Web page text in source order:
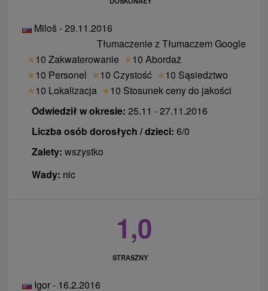
Miloš - 29.11.2016
Tłumaczenie z Tłumaczem Google
★10 Zakwaterowanie ★10 Abordaż
★10 Personel ★10 Czystość ★10 Sąsiedztwo
★10 Lokalizacja ★10 Stosunek ceny do jakości
Odwiedził w okresie: 25.11 - 27.11.2016
Liczba osób dorosłych / dzieci: 6/0
Zalety: wszystko
Wady: nic
1,0
STRASZNY
Igor - 16.2.2016